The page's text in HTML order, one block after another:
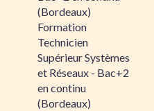
(Bordeaux)
Formation
Technicien
Supérieur Systèmes
et Réseaux - Bac+2
en continu
(Bordeaux)